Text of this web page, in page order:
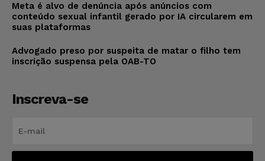
Meta é alvo de denúncia após anúncios com
conteúdo sexual infantil gerado por IA circularem em
suas plataformas
Advogado preso por suspeita de matar o filho tem
inscrição suspensa pela OAB-TO
Inscreva-se